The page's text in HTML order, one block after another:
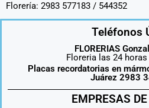
Florería: 2983 577183 / 544352
Teléfonos
FLORERIAS
Floreria las 24 horas
Placas recordatorias en
Juárez 2983
EMPRESAS